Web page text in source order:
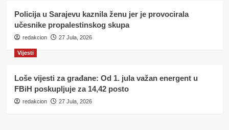
Policija u Sarajevu kaznila ženu jer je provocirala
učesnike propalestinskog skupa
redakcion 27 Jula, 2026
Vijesti
Loše vijesti za građane: Od 1. jula važan energent u
FBiH poskupljuje za 14,42 posto
redakcion 27 Jula, 2026